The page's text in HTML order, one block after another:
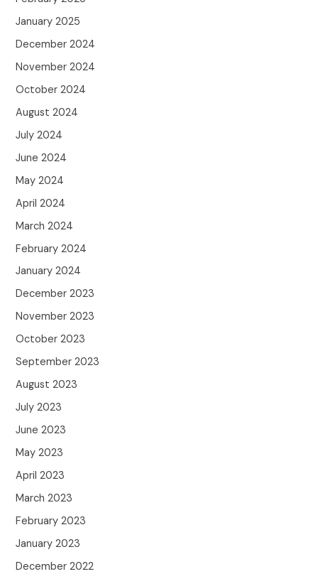
January 2025
December 2024
November 2024
October 2024
August 2024
July 2024
June 2024
May 2024
April 2024
March 2024
February 2024
January 2024
December 2023
November 2023
October 2023
September 2023
August 2023
July 2023
June 2023
May 2023
April 2023
March 2023
February 2023
January 2023
December 2022